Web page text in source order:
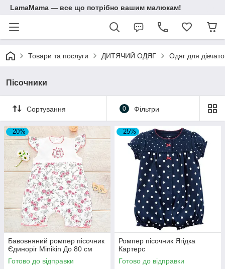
LamaMama — все що потрібно вашим малюкам!
Товари та послуги ДИТЯЧИЙ ОДЯГ Одяг для
Пісочники
Сортування 0 Фільтри
–20%
Бавовняний ромпер пісочник
Єдиноріг Minikin До 80 см
Готово до відправки
–25%
Ромпер пісочник Ягідка
Картерс
Готово до відправки